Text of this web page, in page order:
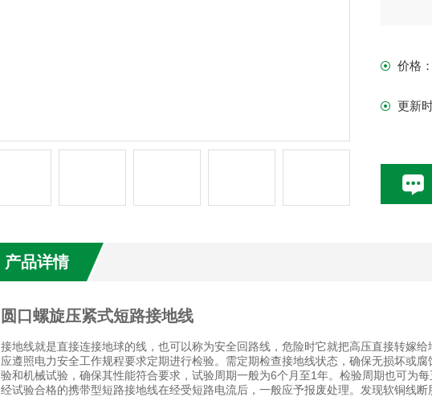
价格：
更新
产品详情
圆口螺旋压紧式短路接地线
接地线就是直接连接地球的线，也可以称为安全回路线，危险时它就把高压直接转嫁给
应遵照电力安全工作规程要求定期进行检验。需定期检查接地线状态，确保无损坏或
验和机械试验，确保其性能符合要求，试验周期一般为6个月至1年。检验周期也可为每
经试验合格的携带型短路接地线在经受短路电流后，一般应予报废处理。发现软铜线